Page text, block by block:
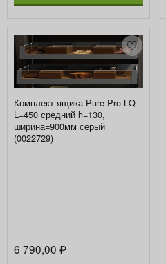
Комплект ящика Pure-Pro LQ
L=450 средний h=130,
ширина=900мм серый
(0022729)
6 790,00₽